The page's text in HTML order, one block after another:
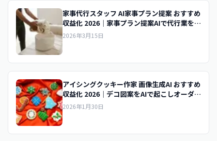
家事代行スタッフ AI家事プラン提案 おすすめ
収益化 2026｜家事プラン提案AIで代行業を収
益化
2026年3月15日
アイシングクッキー作家 画像生成AI おすすめ
収益化 2026｜デコ図案をAIで起こしオーダー
販売で収益化
2026年1月30日